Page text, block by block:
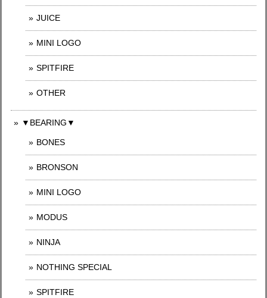
JUICE
MINI LOGO
SPITFIRE
OTHER
▼BEARING▼
BONES
BRONSON
MINI LOGO
MODUS
NINJA
NOTHING SPECIAL
SPITFIRE